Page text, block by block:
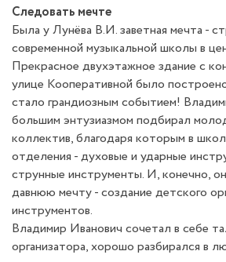
Следовать мечте
Была у Лунёва В.И. заветная мечта -
современной музыкальной школы в
Прекрасное двухэтажное здание с
улице Кооперативной было
стало грандиозным событием!
большим энтузиазмом подбирал
коллектив, благодаря которым в
отделения - духовые и ударные
струнные инструменты. И, конечно,
давнюю мечту - создание детского
инструментов.
Владимир Иванович сочетал в себе
организатора, хорошо разбирался в